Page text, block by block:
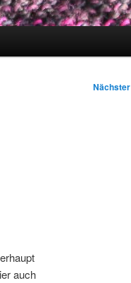
Nächster
auch